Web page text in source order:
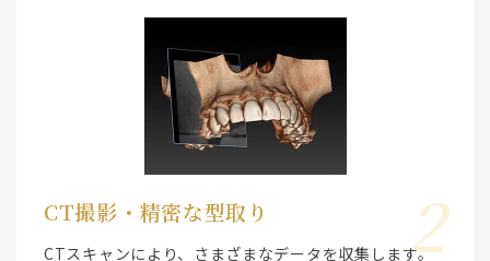
2
CT撮影・精密な型取り
CTスキャンにより、さまざまなデータを収集します。